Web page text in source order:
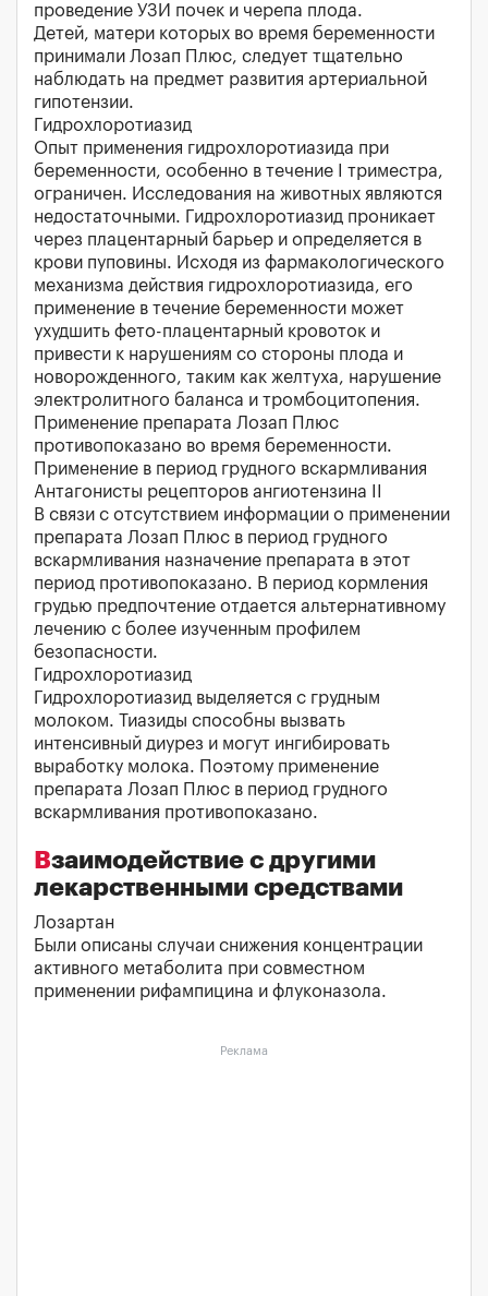
проведение УЗИ почек и черепа плода.
Детей, матери которых во время беременности
принимали Лозап Плюс, следует тщательно
наблюдать на предмет развития артериальной
гипотензии.
Гидрохлоротиазид
Опыт применения гидрохлоротиазида при
беременности, особенно в течение I триместра,
ограничен. Исследования на животных являются
недостаточными. Гидрохлоротиазид проникает
через плацентарный барьер и определяется в
крови пуповины. Исходя из фармакологического
механизма действия гидрохлоротиазида, его
применение в течение беременности может
ухудшить фето-плацентарный кровоток и
привести к нарушениям со стороны плода и
новорожденного, таким как желтуха, нарушение
электролитного баланса и тромбоцитопения.
Применение препарата Лозап Плюс
противопоказано во время беременности.
Применение в период грудного вскармливания
Антагонисты рецепторов ангиотензина II
В связи с отсутствием информации о применении
препарата Лозап Плюс в период грудного
вскармливания назначение препарата в этот
период противопоказано. В период кормления
грудью предпочтение отдается альтернативному
лечению с более изученным профилем
безопасности.
Гидрохлоротиазид
Гидрохлоротиазид выделяется с грудным
молоком. Тиазиды способны вызвать
интенсивный диурез и могут ингибировать
выработку молока. Поэтому применение
препарата Лозап Плюс в период грудного
вскармливания противопоказано.
Взаимодействие с другими
лекарственными средствами
Лозартан
Были описаны случаи снижения концентрации
активного метаболита при совместном
применении рифампицина и флуконазола.
Реклама